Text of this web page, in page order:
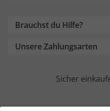
Brauchst du Hilfe?
Unsere Zahlungsarten
Sicher